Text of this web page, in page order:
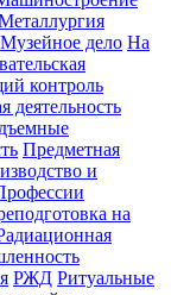
Музейное дело На
контроль
деятельность
Предметная
и
на
РЖД Ритуальные